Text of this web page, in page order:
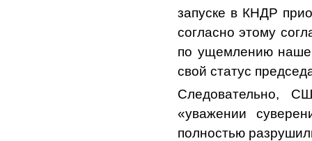
запуске в КНДР
согласно этому
по ущемлению
свой статус
Следовательно,
«уважении
полностью